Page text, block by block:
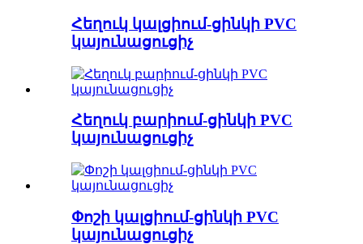
Հեղուկ կալցիում-ցինկի PVC
կայունացուցիչ
Հեղուկ բարիում-ցինկի PVC
կայունացուցիչ
Փոշի կալցիում-ցինկի PVC
կայունացուցիչ